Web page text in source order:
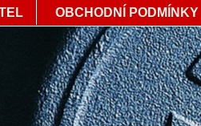
OBCHODNÍ PODMÍNKY